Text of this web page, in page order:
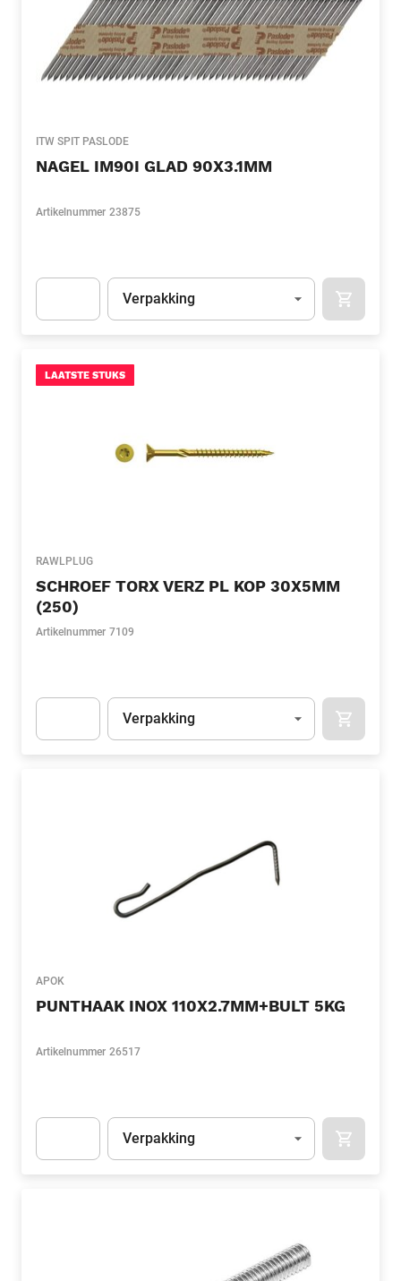
ITW SPIT PASLODE
NAGEL IM90I GLAD 90X3.1MM
Artikelnummer 23875
Eenheid
Verpakking
LAATSTE STUKS
RAWLPLUG
SCHROEF TORX VERZ PL KOP 30X5MM
(250)
Artikelnummer 7109
Eenheid
Verpakking
APOK
PUNTHAAK INOX 110X2.7MM+BULT 5KG
Artikelnummer 26517
Eenheid
Verpakking